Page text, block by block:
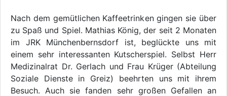
Nach dem gemütlichen Kaffeetrinken gingen sie über
zu Spaß und Spiel. Mathias König, der seit 2 Monaten
im JRK Münchenbernsdorf ist, beglückte uns mit
einem sehr interessanten Kutscherspiel. Selbst Herr
Medizinalrat Dr. Gerlach und Frau Krüger (Abteilung
Soziale Dienste in Greiz) beehrten uns mit ihrem
Besuch. Auch sie fanden sehr großen Gefallen an